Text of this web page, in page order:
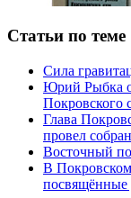
Статьи по теме
Сила
Юрий Рыбка
Покровского
Глава
провел
Восточный
В
посвящённые